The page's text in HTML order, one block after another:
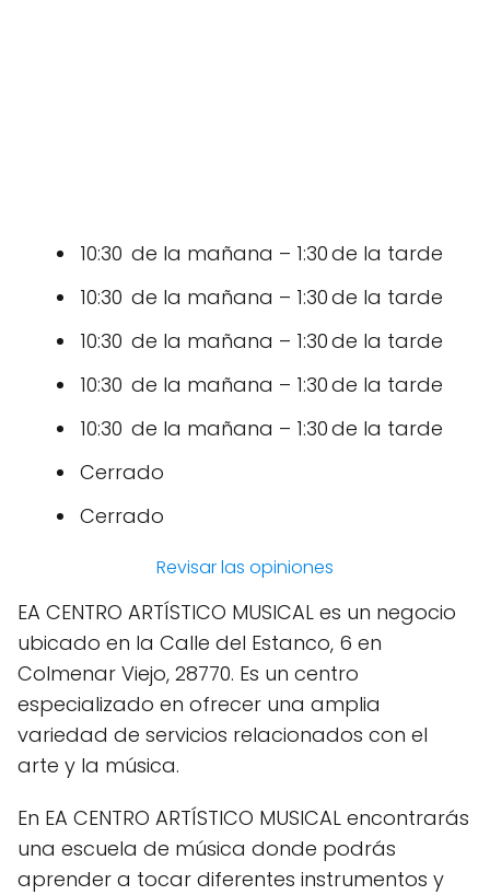
10:30 de la mañana – 1:30 de la tarde
10:30 de la mañana – 1:30 de la tarde
10:30 de la mañana – 1:30 de la tarde
10:30 de la mañana – 1:30 de la tarde
10:30 de la mañana – 1:30 de la tarde
Cerrado
Cerrado
Revisar las opiniones
EA CENTRO ARTÍSTICO MUSICAL es un negocio
ubicado en la Calle del Estanco, 6 en
Colmenar Viejo, 28770. Es un centro
especializado en ofrecer una amplia
variedad de servicios relacionados con el
arte y la música.
En EA CENTRO ARTÍSTICO MUSICAL encontrarás
una escuela de música donde podrás
aprender a tocar diferentes instrumentos y